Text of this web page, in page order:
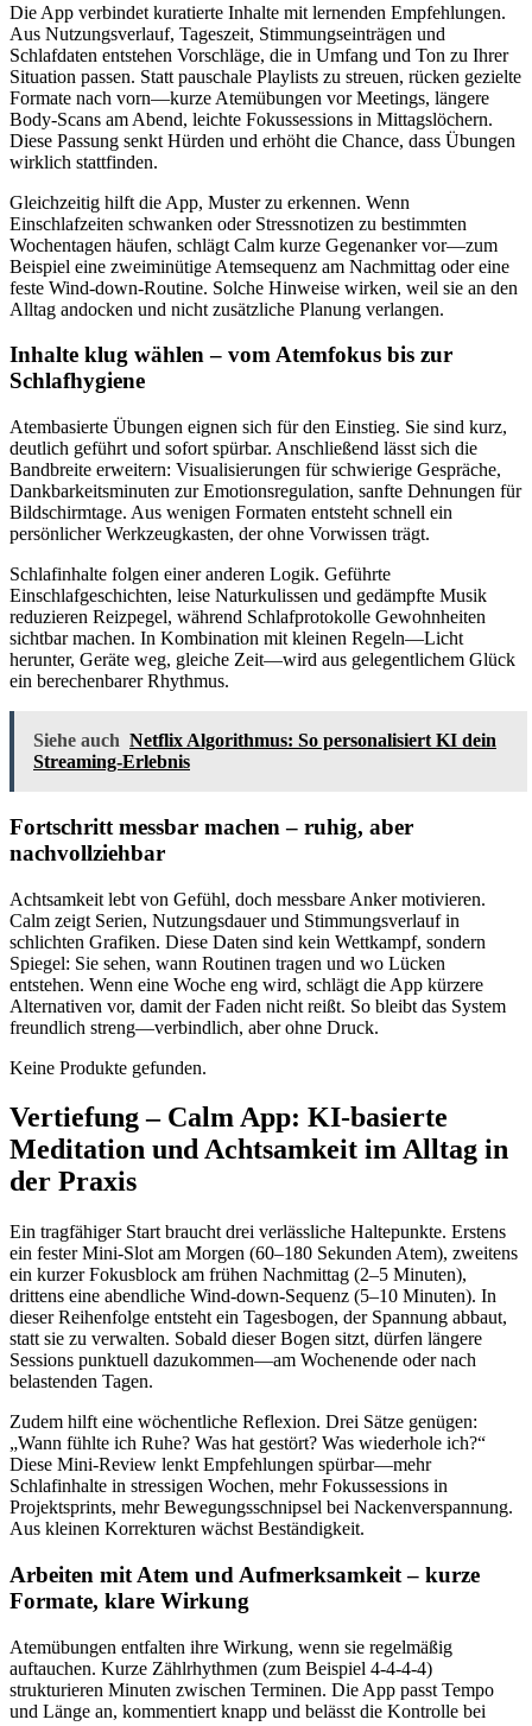
Die App verbindet kuratierte Inhalte mit lernenden Empfehlungen.
Aus Nutzungsverlauf, Tageszeit, Stimmungseinträgen und
Schlafdaten entstehen Vorschläge, die in Umfang und Ton zu Ihrer
Situation passen. Statt pauschale Playlists zu streuen, rücken gezielte
Formate nach vorn—kurze Atemübungen vor Meetings, längere
Body-Scans am Abend, leichte Fokussessions in Mittagslöchern.
Diese Passung senkt Hürden und erhöht die Chance, dass Übungen
wirklich stattfinden.
Gleichzeitig hilft die App, Muster zu erkennen. Wenn
Einschlafzeiten schwanken oder Stressnotizen zu bestimmten
Wochentagen häufen, schlägt Calm kurze Gegenanker vor—zum
Beispiel eine zweiminütige Atemsequenz am Nachmittag oder eine
feste Wind-down-Routine. Solche Hinweise wirken, weil sie an den
Alltag andocken und nicht zusätzliche Planung verlangen.
Inhalte klug wählen – vom Atemfokus bis zur
Schlafhygiene
Atembasierte Übungen eignen sich für den Einstieg. Sie sind kurz,
deutlich geführt und sofort spürbar. Anschließend lässt sich die
Bandbreite erweitern: Visualisierungen für schwierige Gespräche,
Dankbarkeitsminuten zur Emotionsregulation, sanfte Dehnungen für
Bildschirmtage. Aus wenigen Formaten entsteht schnell ein
persönlicher Werkzeugkasten, der ohne Vorwissen trägt.
Schlafinhalte folgen einer anderen Logik. Geführte
Einschlafgeschichten, leise Naturkulissen und gedämpfte Musik
reduzieren Reizpegel, während Schlafprotokolle Gewohnheiten
sichtbar machen. In Kombination mit kleinen Regeln—Licht
herunter, Geräte weg, gleiche Zeit—wird aus gelegentlichem Glück
ein berechenbarer Rhythmus.
Siehe auch Netflix Algorithmus: So personalisiert KI dein
Streaming-Erlebnis
Fortschritt messbar machen – ruhig, aber
nachvollziehbar
Achtsamkeit lebt von Gefühl, doch messbare Anker motivieren.
Calm zeigt Serien, Nutzungsdauer und Stimmungsverlauf in
schlichten Grafiken. Diese Daten sind kein Wettkampf, sondern
Spiegel: Sie sehen, wann Routinen tragen und wo Lücken
entstehen. Wenn eine Woche eng wird, schlägt die App kürzere
Alternativen vor, damit der Faden nicht reißt. So bleibt das System
freundlich streng—verbindlich, aber ohne Druck.
Keine Produkte gefunden.
Vertiefung – Calm App: KI-basierte
Meditation und Achtsamkeit im Alltag in
der Praxis
Ein tragfähiger Start braucht drei verlässliche Haltepunkte. Erstens
ein fester Mini-Slot am Morgen (60–180 Sekunden Atem), zweitens
ein kurzer Fokusblock am frühen Nachmittag (2–5 Minuten),
drittens eine abendliche Wind-down-Sequenz (5–10 Minuten). In
dieser Reihenfolge entsteht ein Tagesbogen, der Spannung abbaut,
statt sie zu verwalten. Sobald dieser Bogen sitzt, dürfen längere
Sessions punktuell dazukommen—am Wochenende oder nach
belastenden Tagen.
Zudem hilft eine wöchentliche Reflexion. Drei Sätze genügen:
„Wann fühlte ich Ruhe? Was hat gestört? Was wiederhole ich?“
Diese Mini-Review lenkt Empfehlungen spürbar—mehr
Schlafinhalte in stressigen Wochen, mehr Fokussessions in
Projektsprints, mehr Bewegungsschnipsel bei Nackenverspannung.
Aus kleinen Korrekturen wächst Beständigkeit.
Arbeiten mit Atem und Aufmerksamkeit – kurze
Formate, klare Wirkung
Atemübungen entfalten ihre Wirkung, wenn sie regelmäßig
auftauchen. Kurze Zählrhythmen (zum Beispiel 4-4-4-4)
strukturieren Minuten zwischen Terminen. Die App passt Tempo
und Länge an, kommentiert knapp und belässt die Kontrolle bei